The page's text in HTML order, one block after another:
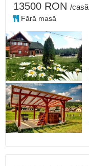
13500 RON /casă
Fără masă